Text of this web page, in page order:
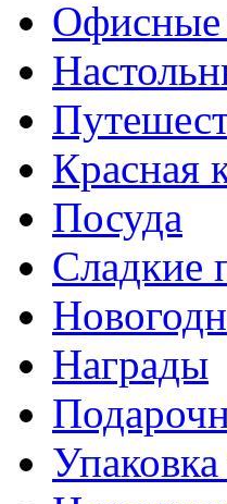
Офисные
Красная
Посуда
Сладкие
Награды